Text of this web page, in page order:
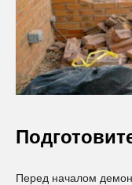
Перед началом